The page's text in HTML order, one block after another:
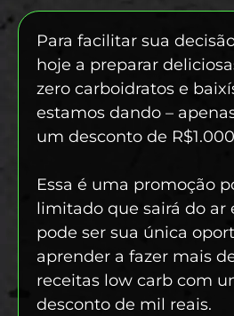
Para facilitar sua
hoje a preparar
zero carboidratos e
estamos dando –
um desconto de
Essa é uma promoção
limitado que sairá do ar
pode ser sua única
aprender a fazer mais
receitas low carb com
desconto de mil reais.